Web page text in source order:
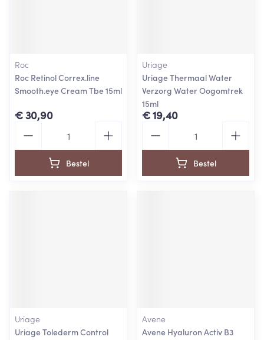
Roc
Roc Retinol Correx.line
Smooth.eye Cream Tbe 15ml
€ 30,90
Bestel
Uriage
Uriage Thermaal Water
Verzorg Water Oogomtrek
15ml
€ 19,40
Bestel
Uriage
Uriage Tolederm Control
Avene
Avene Hyaluron Activ B3